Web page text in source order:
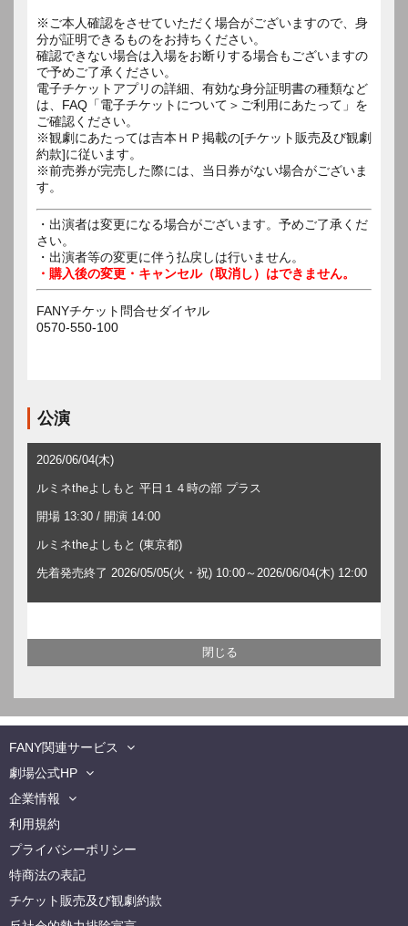
※ご本人確認をさせていただく場合がございますので、身
分が証明できるものをお持ちください。
確認できない場合は入場をお断りする場合もございますの
で予めご了承ください。
電子チケットアプリの詳細、有効な身分証明書の種類など
は、FAQ「電子チケットについて＞ご利用にあたって」を
ご確認ください。
※観劇にあたっては吉本ＨＰ掲載の[チケット販売及び観劇
約款]に従います。
※前売券が完売した際には、当日券がない場合がございま
す。
・出演者は変更になる場合がございます。予めご了承くだ
さい。
・出演者等の変更に伴う払戻しは行いません。
・購入後の変更・キャンセル（取消し）はできません。
FANYチケット問合せダイヤル
0570-550-100
公演
2026/06/04(木)
ルミネtheよしもと 平日１４時の部 プラス
開場 13:30 / 開演 14:00
ルミネtheよしもと (東京都)
先着発売終了 2026/05/05(火・祝) 10:00～2026/06/04(木) 12:00
FANY関連サービス
劇場公式HP
企業情報
利用規約
プライバシーポリシー
特商法の表記
チケット販売及び観劇約款